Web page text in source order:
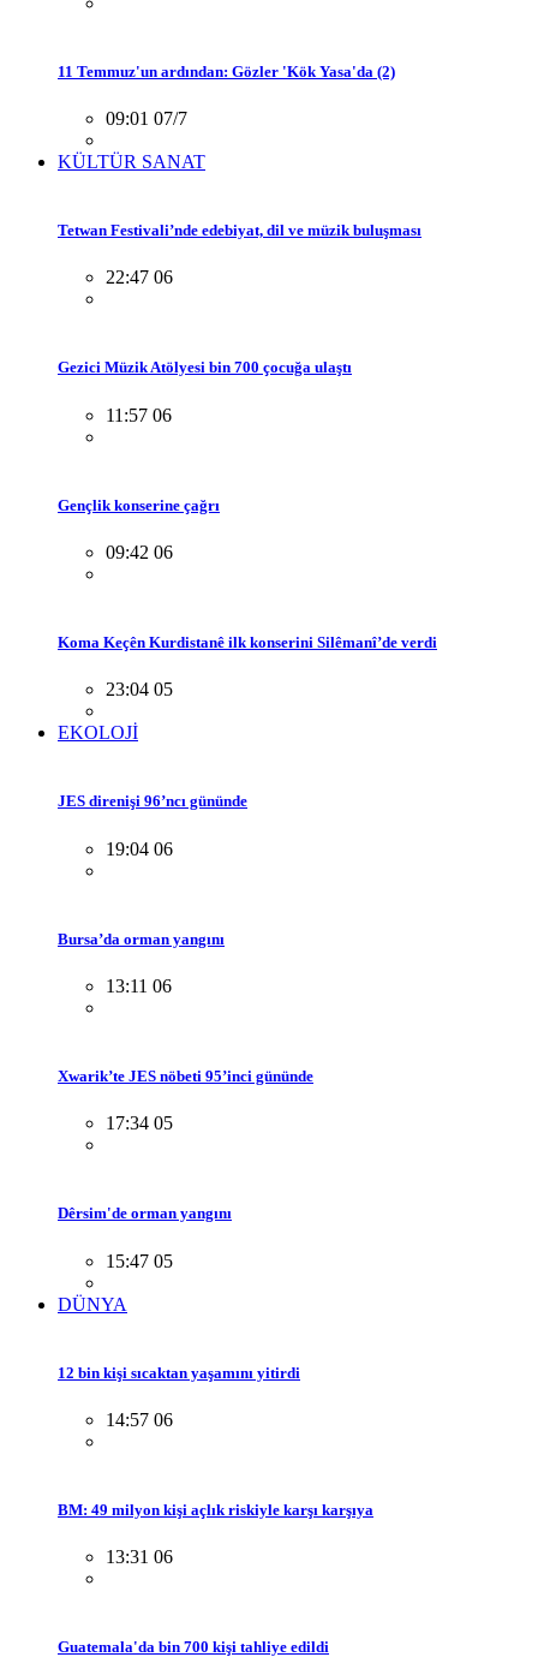
11 Temmuz'un ardından: Gözler 'Kök Yasa'da (2)
09:01 07/7
KÜLTÜR SANAT
Tetwan Festivali’nde edebiyat, dil ve müzik buluşması
22:47 06
Gezici Müzik Atölyesi bin 700 çocuğa ulaştı
11:57 06
Gençlik konserine çağrı
09:42 06
Koma Keçên Kurdistanê ilk konserini Silêmanî’de verdi
23:04 05
EKOLOJİ
JES direnişi 96’ncı gününde
19:04 06
Bursa’da orman yangını
13:11 06
Xwarik’te JES nöbeti 95’inci gününde
17:34 05
Dêrsim'de orman yangını
15:47 05
DÜNYA
12 bin kişi sıcaktan yaşamını yitirdi
14:57 06
BM: 49 milyon kişi açlık riskiyle karşı karşıya
13:31 06
Guatemala'da bin 700 kişi tahliye edildi